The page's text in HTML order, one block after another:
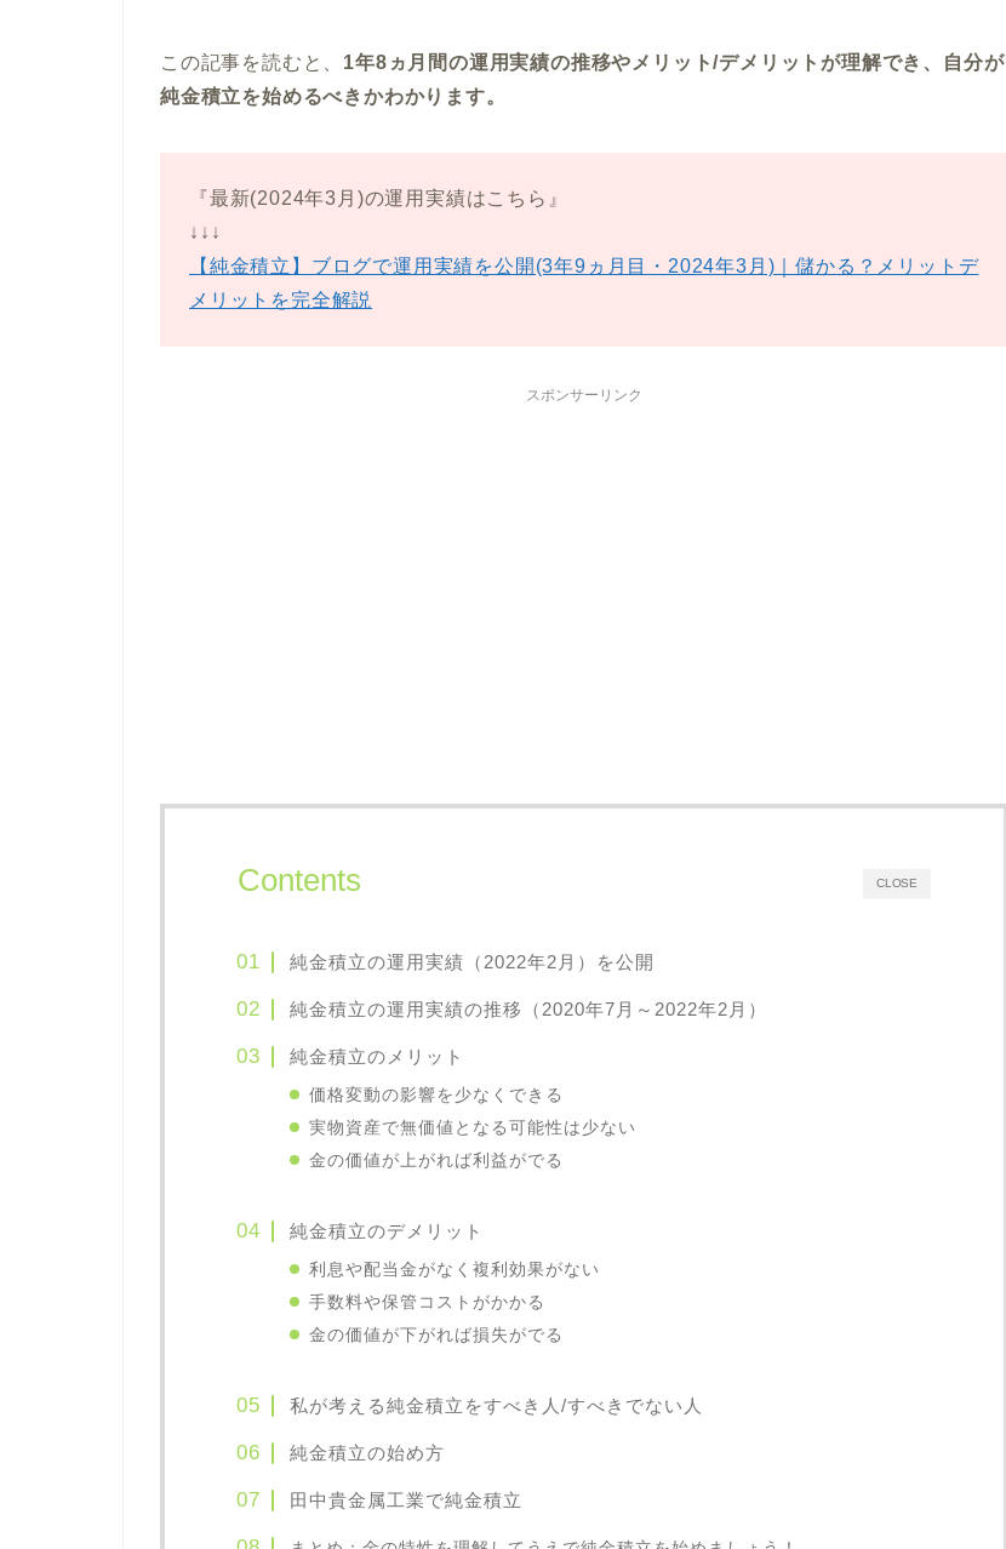
この記事を読むと、 1年8ヵ月間の運用実績の推移やメリット/デメリットが理解でき、自分が
純金積立を始めるべきかわかります。
『最新(2024年3月)の運用実績はこちら』
↓↓↓
【純金積立】ブログで運用実績を公開(3年9ヵ月目・2024年3月)｜儲かる？メリットデ
メリットを完全解説
スポンサーリンク
CLOSE
Contents
純金積立の運用実績（2022年2月）を公開
純金積立の運用実績の推移（2020年7月～2022年2月）
純金積立のメリット
価格変動の影響を少なくできる
実物資産で無価値となる可能性は少ない
金の価値が上がれば利益がでる
純金積立のデメリット
利息や配当金がなく複利効果がない
手数料や保管コストがかかる
金の価値が下がれば損失がでる
私が考える純金積立をすべき人/すべきでない人
純金積立の始め方
田中貴金属工業で純金積立